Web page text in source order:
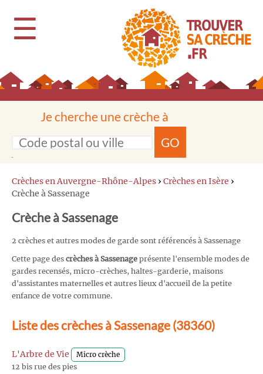
☰
Je cherche une crèche à
GO
Crèches en Auvergne-Rhône-Alpes › Crèches en Isère ›
Crèche à Sassenage
Crèche à Sassenage
2 crèches et autres modes de garde sont référencés à Sassenage
Cette page des crèches à Sassenage présente l'ensemble modes de
gardes recensés, micro-crèches, haltes-garderie, maisons
d'assistantes maternelles et autres lieux d'accueil de la petite
enfance de votre commune.
Liste des crèches à Sassenage (38360)
L'Arbre de Vie Micro crèche
12 bis rue des pies